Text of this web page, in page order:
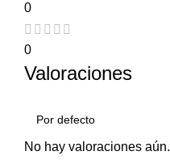
0
0
Valoraciones
No hay valoraciones aún.